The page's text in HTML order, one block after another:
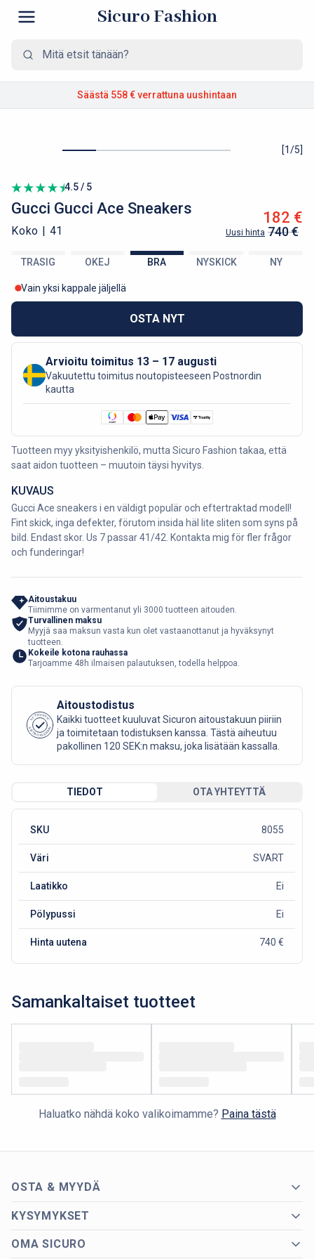
Sicuro Fashion
Säästä 558 €verrattuna uushintaan
[1/5]
4.5 / 5
Gucci Gucci Ace Sneakers
Koko | 41
182 €
Uusi hinta 740 €
TRASIG OKEJ BRA NYSKICK NY
Vain yksi kappale jäljellä
OSTA NYT
Arvioitu toimitus 13 – 17 augusti
Vakuutettu toimitus noutopisteeseen Postnordin
kautta
Tuotteen myy yksityishenkilö, mutta Sicuro Fashion takaa, että
saat aidon tuotteen – muutoin täysi hyvitys.
KUVAUS
Gucci Ace sneakers i en väldigt populär och eftertraktad modell!
Fint skick, inga defekter, förutom insida häl lite sliten som syns på
bild. Endast skor. Us 7 passar 41/42. Kontakta mig för fler frågor
och funderingar!
Aitoustakuu
Tiimimme on varmentanut yli 3000 tuotteen aitouden.
Turvallinen maksu
Myyjä saa maksun vasta kun olet vastaanottanut ja hyväksynyt
tuotteen.
Kokeile kotona rauhassa
Tarjoamme 48h ilmaisen palautuksen, todella helppoa.
AUTHENTIC
SICURO FASHION
Aitoustodistus
Kaikki tuotteet kuuluvat Sicuron aitoustakuun piiriin
ja toimitetaan todistuksen kanssa. Tästä aiheutuu
pakollinen 120 SEK:n maksu, joka lisätään kassalla.
TIEDOT OTA YHTEYTTÄ
SKU 8055
Väri SVART
Laatikko Ei
Pölypussi Ei
Hinta uutena 740 €
Samankaltaiset tuotteet
Haluatko nähdä koko valikoimamme? Paina tästä
OSTA & MYYDÄ
KYSYMYKSET
OMA SICURO